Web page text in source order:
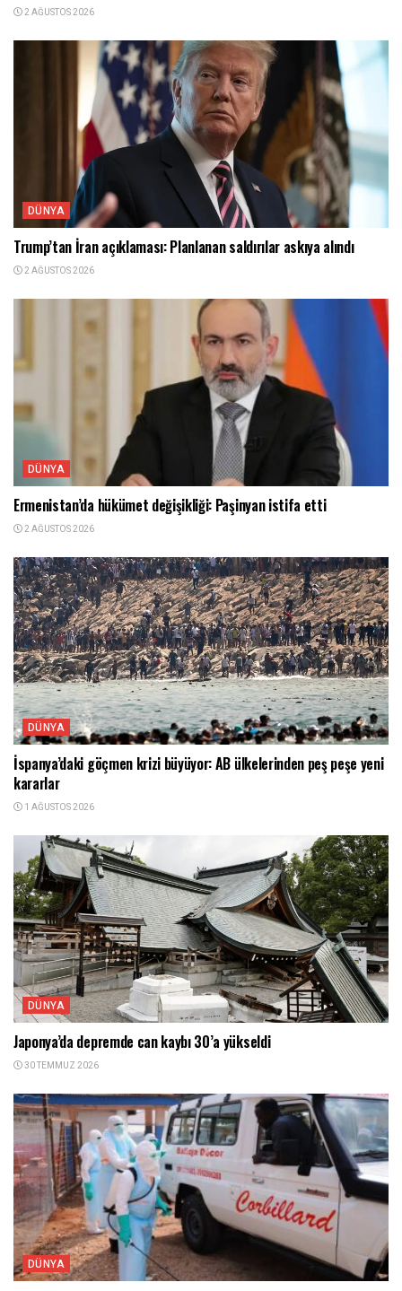
2 AĞUSTOS 2026
DÜNYA
Trump’tan İran açıklaması: Planlanan saldırılar askıya alındı
2 AĞUSTOS 2026
DÜNYA
Ermenistan’da hükümet değişikliği: Paşinyan istifa etti
2 AĞUSTOS 2026
DÜNYA
İspanya’daki göçmen krizi büyüyor: AB ülkelerinden peş peşe yeni
kararlar
1 AĞUSTOS 2026
DÜNYA
Japonya’da depremde can kaybı 30’a yükseldi
30 TEMMUZ 2026
DÜNYA